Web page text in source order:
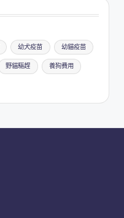
幼犬疫苗 幼貓疫苗
野貓驅趕 養狗費用